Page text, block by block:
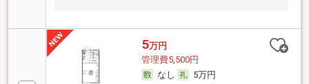
5万円
管理費5,500円
なし
5万円